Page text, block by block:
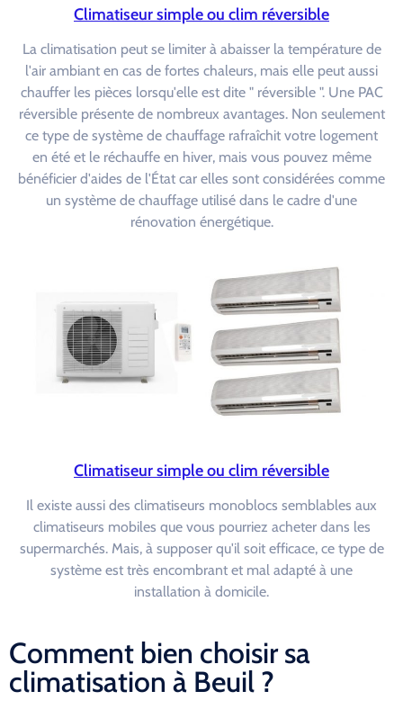
Climatiseur simple ou clim réversible
La climatisation peut se limiter à abaisser la température de
l'air ambiant en cas de fortes chaleurs, mais elle peut aussi
chauffer les pièces lorsqu'elle est dite " réversible ". Une PAC
réversible présente de nombreux avantages. Non seulement
ce type de système de chauffage rafraîchit votre logement
en été et le réchauffe en hiver, mais vous pouvez même
bénéficier d'aides de l'État car elles sont considérées comme
un système de chauffage utilisé dans le cadre d'une
rénovation énergétique.
Climatiseur simple ou clim réversible
Il existe aussi des climatiseurs monoblocs semblables aux
climatiseurs mobiles que vous pourriez acheter dans les
supermarchés. Mais, à supposer qu'il soit efficace, ce type de
système est très encombrant et mal adapté à une
installation à domicile.
Comment bien choisir sa
climatisation à Beuil ?